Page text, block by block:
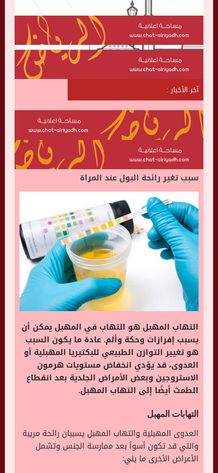
آخر الأخبار :
سبب تغير رائحة البول عند المراة
التهاب المهبل هو التهاب في المهبل يمكن أن
يسبب إفرازات وحكة وألم. عادة ما يكون السبب
هو تغيير التوازن الطبيعي للبكتيريا المهبلية أو
العدوى، قد يؤدي انخفاض مستويات هرمون
الاستروجين وبعض الأمراض الجلدية بعد انقطاع
الطمث أيضًا إلى التهاب المهبل.
التهابات المهبل
العدوى المهبلية والتهاب المهبل يسببان رائحة مريبة
والتي قد تكون أسوأ بعد ممارسة الجنس وتشمل
الأعراض الأخرى ما يلي: